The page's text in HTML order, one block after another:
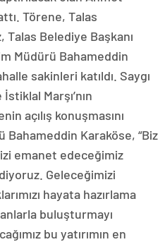
Törene, Talas
Talas Belediye Başkanı
Müdürü Bahameddin
sakinleri katıldı. Saygı
Marşı’nın
açılış konuşmasını
Bahameddin Karaköse, “Biz
emanet edeceğimiz
Geleceğimizi
hayata hazırlama
buluşturmayı
bu yatırımın en